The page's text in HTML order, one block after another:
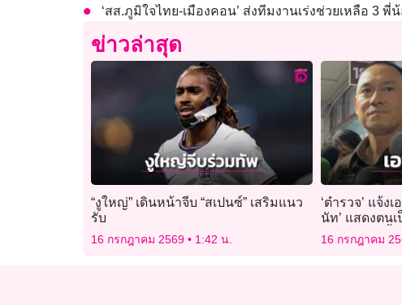
‘สส.ภูมิใจไทย-เมืองคอน’ ส่งทีมงานเร่งช่วยเหลือ 3
ข่าวล่าสุด
“งูใหญ่” เดินหน้าจีบ “สเปนซ์” เสริมแนว
รับ
16 กรกฎาคม 2569 1:42 น.
‘ตำรวจ’ แจ้ง
นัท’ แสดงตน
ไขข่าวลือ-เสื้อ
16 กรกฎาคม